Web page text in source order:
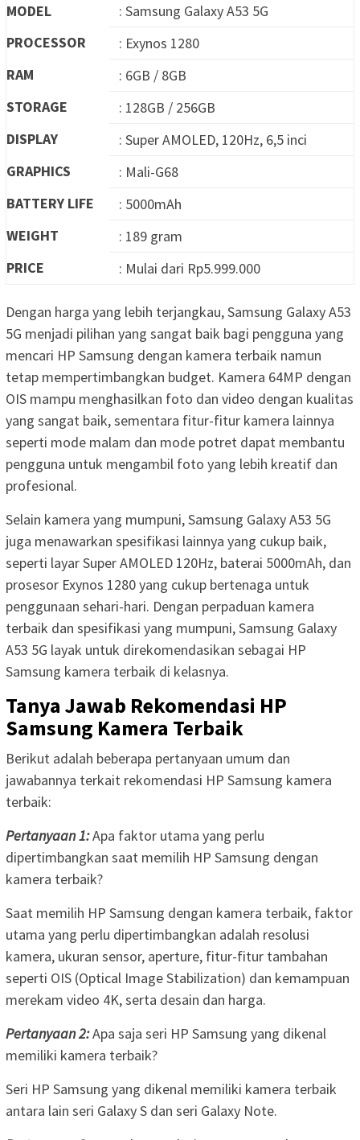
MODEL
: Samsung Galaxy A53 5G
PROCESSOR
: Exynos 1280
RAM
: 6GB / 8GB
STORAGE
: 128GB / 256GB
DISPLAY
: Super AMOLED, 120Hz, 6,5 inci
GRAPHICS
: Mali-G68
BATTERY LIFE
: 5000mAh
WEIGHT
: 189 gram
PRICE
: Mulai dari Rp5.999.000
Dengan harga yang lebih terjangkau, Samsung Galaxy A53
5G menjadi pilihan yang sangat baik bagi pengguna yang
mencari HP Samsung dengan kamera terbaik namun
tetap mempertimbangkan budget. Kamera 64MP dengan
OIS mampu menghasilkan foto dan video dengan kualitas
yang sangat baik, sementara fitur-fitur kamera lainnya
seperti mode malam dan mode potret dapat membantu
pengguna untuk mengambil foto yang lebih kreatif dan
profesional.
Selain kamera yang mumpuni, Samsung Galaxy A53 5G
juga menawarkan spesifikasi lainnya yang cukup baik,
seperti layar Super AMOLED 120Hz, baterai 5000mAh, dan
prosesor Exynos 1280 yang cukup bertenaga untuk
penggunaan sehari-hari. Dengan perpaduan kamera
terbaik dan spesifikasi yang mumpuni, Samsung Galaxy
A53 5G layak untuk direkomendasikan sebagai HP
Samsung kamera terbaik di kelasnya.
Tanya Jawab Rekomendasi HP
Samsung Kamera Terbaik
Berikut adalah beberapa pertanyaan umum dan
jawabannya terkait rekomendasi HP Samsung kamera
terbaik:
Pertanyaan 1:Apa faktor utama yang perlu
dipertimbangkan saat memilih HP Samsung dengan
kamera terbaik?
Saat memilih HP Samsung dengan kamera terbaik, faktor
utama yang perlu dipertimbangkan adalah resolusi
kamera, ukuran sensor, aperture, fitur-fitur tambahan
seperti OIS (Optical Image Stabilization) dan kemampuan
merekam video 4K, serta desain dan harga.
Pertanyaan 2:Apa saja seri HP Samsung yang dikenal
memiliki kamera terbaik?
Seri HP Samsung yang dikenal memiliki kamera terbaik
antara lain seri Galaxy S dan seri Galaxy Note.